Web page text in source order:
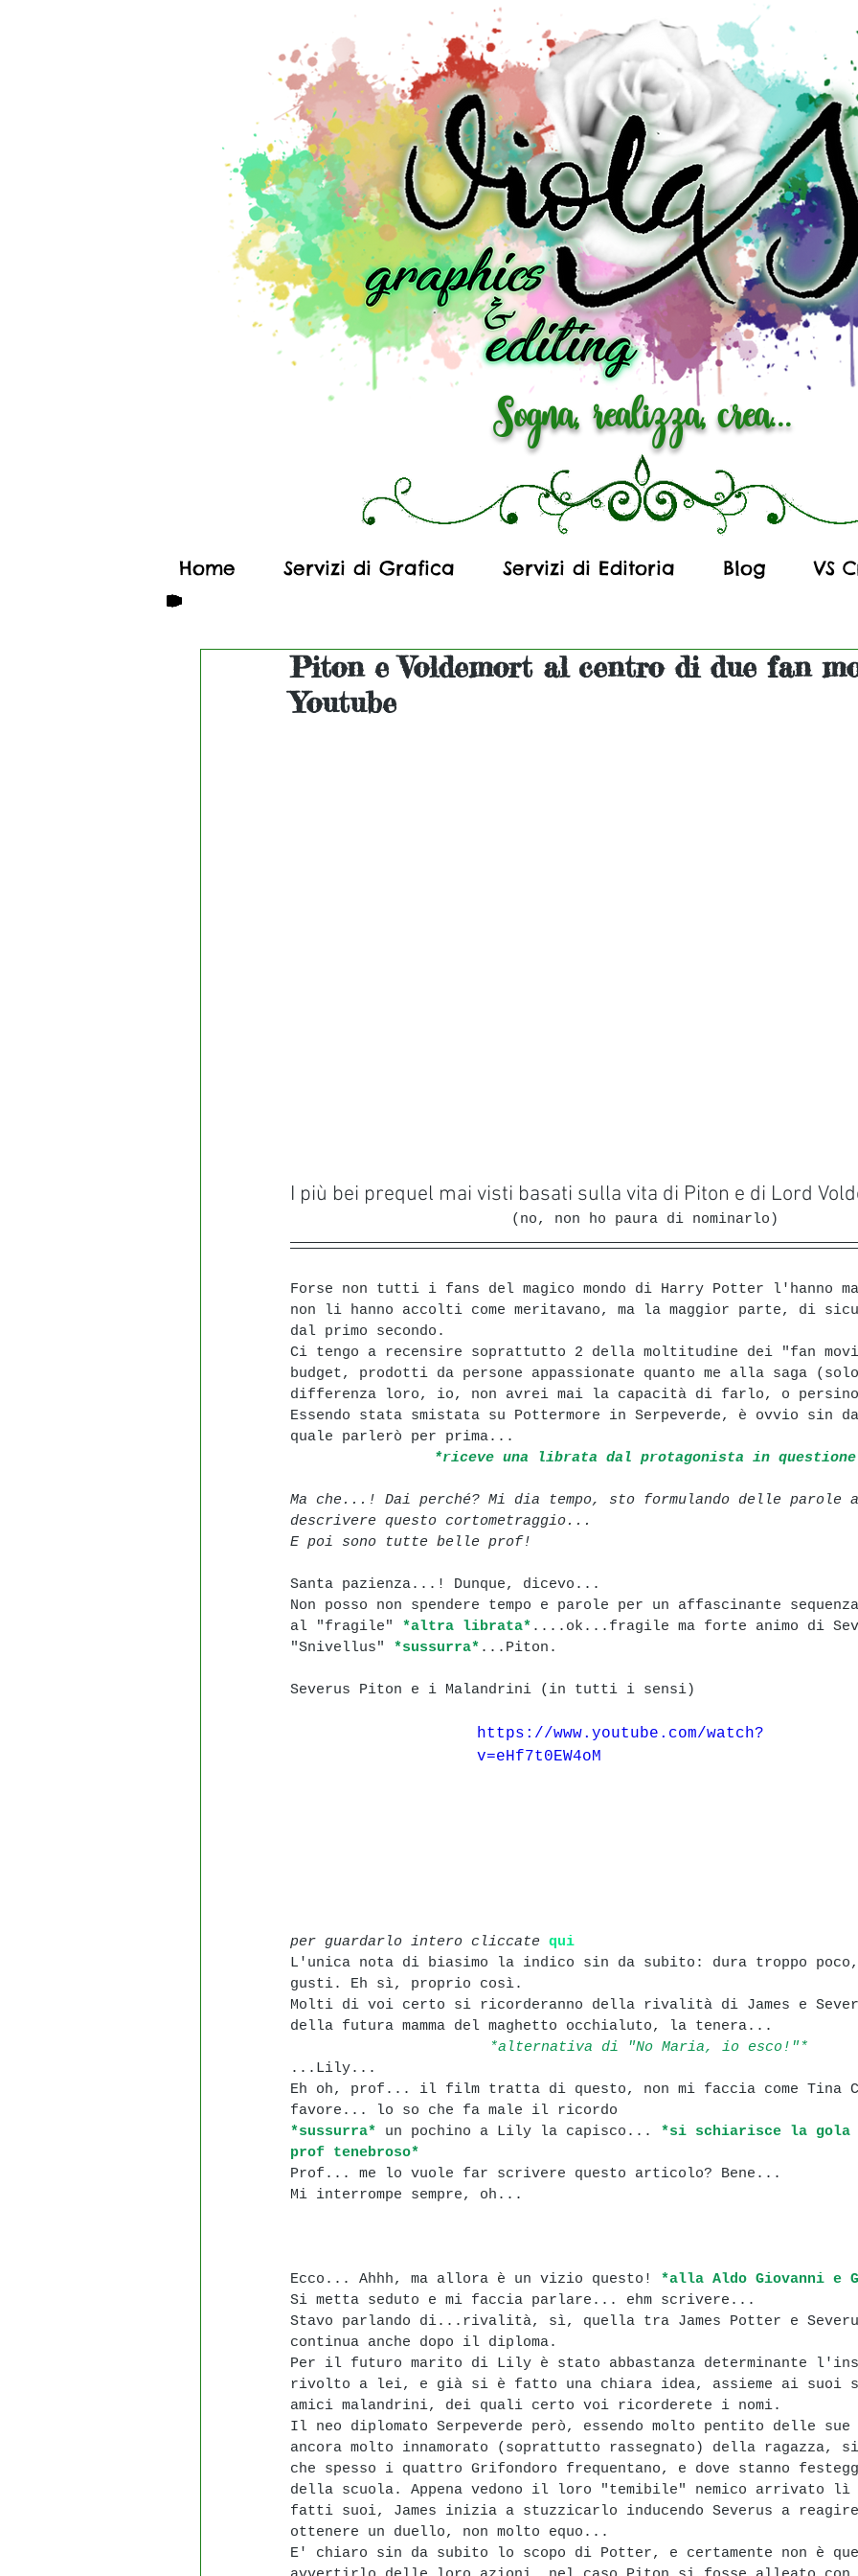
Sogna, realizza, crea...
Home Servizi di Grafica Servizi di Editoria Blog VS
Piton e Voldemort al centro di due fan
Youtube
I più bei prequel mai visti basati sulla vita di Piton e di Lord
(no, non ho paura di nominarlo)
Forse non tutti i fans del magico mondo di Harry Potter l'hanno
non li hanno accolti come meritavano, ma la maggior parte, di
dal primo secondo.
Ci tengo a recensire soprattutto 2 della moltitudine dei "fan
budget, prodotti da persone appassionate quanto me alla saga
differenza loro, io, non avrei mai la capacità di farlo, o
Essendo stata smistata su Pottermore in Serpeverde, è ovvio sin
quale parlerò per prima...
*riceve una librata dal protagonista in
Ma che...! Dai perché? Mi dia tempo, sto formulando delle parole
descrivere questo cortometraggio...
E poi sono tutte belle prof!
Santa pazienza...! Dunque, dicevo...
Non posso non spendere tempo e parole per un affascinante
al "fragile" *altra librata* ....ok...fragile ma forte animo di
"Snivellus" *sussurra* ...Piton.
Severus Piton e i Malandrini (in tutti i sensi)
https://www.youtube.com/watch?
v=eHf7t0EW4oM
per guardarlo intero cliccate qui
L'unica nota di biasimo la indico sin da subito: dura troppo
gusti. Eh sì, proprio così.
Molti di voi certo si ricorderanno della rivalità di James e
della futura mamma del maghetto occhialuto, la tenera...
*alternativa di "No Maria, io esco!"*
...Lily...
Eh oh, prof... il film tratta di questo, non mi faccia come Tina
favore... lo so che fa male il ricordo
*sussurra* un pochino a Lily la capisco... *si schiarisce la gola
prof tenebroso*
Prof... me lo vuole far scrivere questo articolo? Bene...
Mi interrompe sempre, oh...
Ecco... Ahhh, ma allora è un vizio questo! *alla Aldo Giovanni e
Si metta seduto e mi faccia parlare... ehm scrivere...
Stavo parlando di...rivalità, sì, quella tra James Potter e
continua anche dopo il diploma.
Per il futuro marito di Lily è stato abbastanza determinante
rivolto a lei, e già si è fatto una chiara idea, assieme ai suoi
amici malandrini, dei quali certo voi ricorderete i nomi.
Il neo diplomato Serpeverde però, essendo molto pentito delle
ancora molto innamorato (soprattutto rassegnato) della ragazza,
che spesso i quattro Grifondoro frequentano, e dove stanno
della scuola. Appena vedono il loro "temibile" nemico arrivato
fatti suoi, James inizia a stuzzicarlo inducendo Severus a
ottenere un duello, non molto equo...
E' chiaro sin da subito lo scopo di Potter, e certamente non è